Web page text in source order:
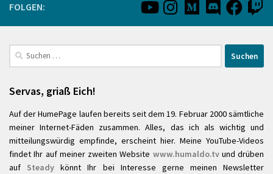
FOLGEN:
Suchen
nach:
Servas, griaß Eich!
Auf der HumePage laufen bereits seit dem 19. Februar 2000 sämtliche
meiner Internet-Fäden zusammen. Alles, das ich als wichtig und
mitteilungswürdig empfinde, erscheint hier. Meine YouTube-Videos
findet Ihr auf meiner zweiten Website www.humaldo.tvund drüben
auf Steady könnt Ihr bei Interesse gerne meinen Newsletter